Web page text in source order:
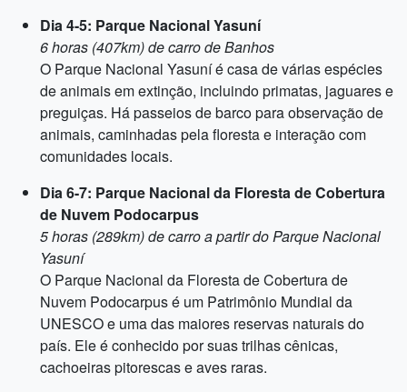
Dia 4-5: Parque Nacional Yasuní
6 horas (407km) de carro de Banhos
O Parque Nacional Yasuní é casa de várias espécies
de animais em extinção, incluindo primatas, jaguares e
preguiças. Há passeios de barco para observação de
animais, caminhadas pela floresta e interação com
comunidades locais.
Dia 6-7: Parque Nacional da Floresta de Cobertura
de Nuvem Podocarpus
5 horas (289km) de carro a partir do Parque Nacional
Yasuní
O Parque Nacional da Floresta de Cobertura de
Nuvem Podocarpus é um Patrimônio Mundial da
UNESCO e uma das maiores reservas naturais do
país. Ele é conhecido por suas trilhas cênicas,
cachoeiras pitorescas e aves raras.